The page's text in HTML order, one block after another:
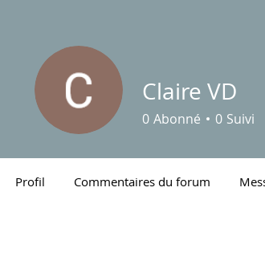
Claire VD
0 Abonné 0 Suivi
Profil Commentaires du forum